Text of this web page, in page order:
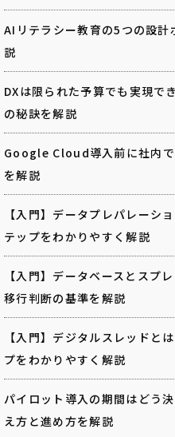
AIリテラシー教育の5つの設
説
DXは限られた予算でも実現で
の秘訣を解説
Google Cloud導入前に社内で
を解説
【入門】データプレパレーシ
テップをわかりやすく解説
【入門】データベースとスプ
移行判断の基準を解説
【入門】デジタルスレッドと
プをわかりやすく解説
パイロット導入の期間はどう
え方と進め方を解説